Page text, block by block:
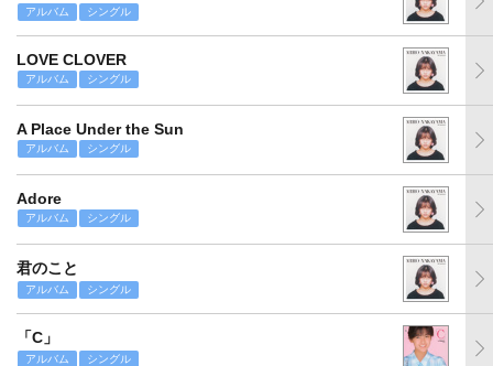
アルバム シングル
LOVE CLOVER
アルバム シングル
A Place Under the Sun
アルバム シングル
Adore
アルバム シングル
君のこと
アルバム シングル
「C」
アルバム シングル